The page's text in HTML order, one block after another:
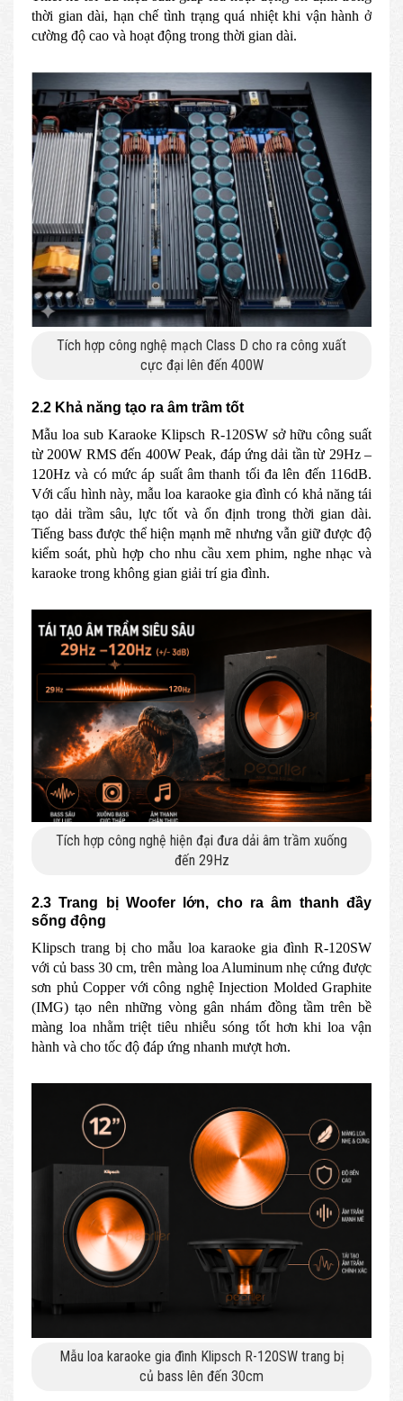
thời gian dài, hạn chế tình trạng quá nhiệt khi vận hành ở
cường độ cao và hoạt động trong thời gian dài.
Tích hợp công nghệ mạch Class D cho ra công xuất
cực đại lên đến 400W
2.2 Khả năng tạo ra âm trầm tốt
Mẫu loa sub Karaoke Klipsch R-120SW sở hữu công suất
từ 200W RMS đến 400W Peak, đáp ứng dải tần từ 29Hz –
120Hz và có mức áp suất âm thanh tối đa lên đến 116dB.
Với cấu hình này, mẫu loa karaoke gia đình có khả năng tái
tạo dải trầm sâu, lực tốt và ổn định trong thời gian dài.
Tiếng bass được thể hiện mạnh mẽ nhưng vẫn giữ được độ
kiểm soát, phù hợp cho nhu cầu xem phim, nghe nhạc và
karaoke trong không gian giải trí gia đình.
Tích hợp công nghệ hiện đại đưa dải âm trầm xuống
đến 29Hz
2.3 Trang bị Woofer lớn, cho ra âm thanh đầy
sống động
Klipsch trang bị cho mẫu loa karaoke gia đình R-120SW
với củ bass 30 cm, trên màng loa Aluminum nhẹ cứng được
sơn phủ Copper với công nghệ Injection Molded Graphite
(IMG) tạo nên những vòng gân nhám đồng tầm trên bề
màng loa nhằm triệt tiêu nhiễu sóng tốt hơn khi loa vận
hành và cho tốc độ đáp ứng nhanh mượt hơn.
Mẫu loa karaoke gia đình Klipsch R-120SW trang bị
củ bass lên đến 30cm